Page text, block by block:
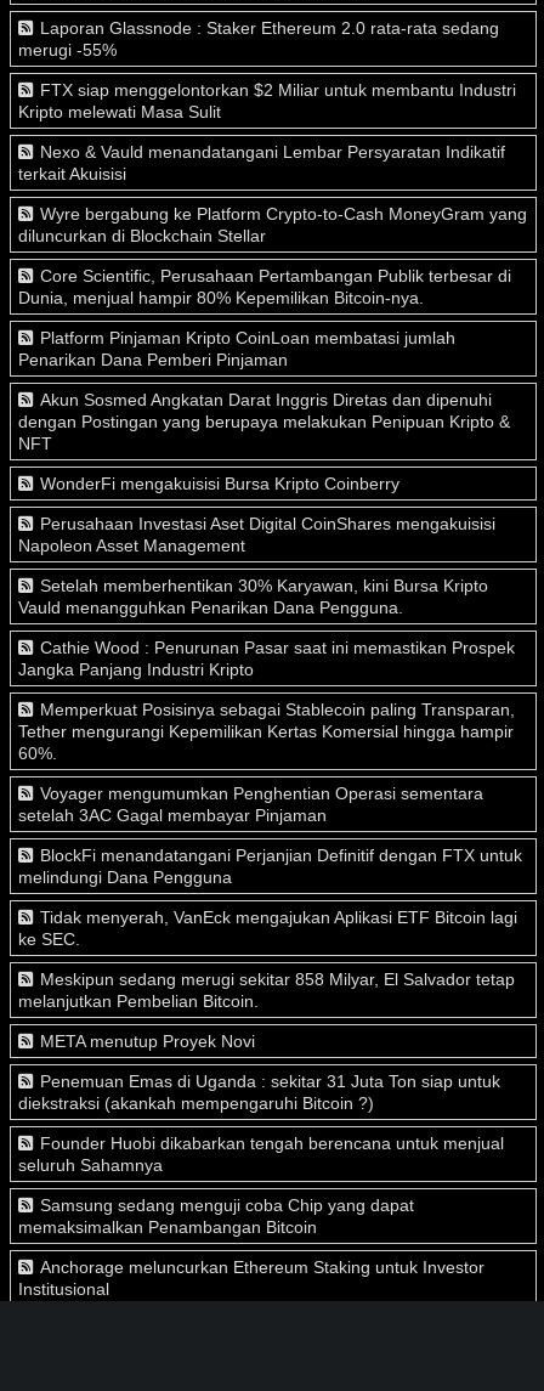
Laporan Glassnode : Staker Ethereum 2.0 rata-rata sedang
merugi -55%
FTX siap menggelontorkan $2 Miliar untuk membantu Industri
Kripto melewati Masa Sulit
Nexo & Vauld menandatangani Lembar Persyaratan Indikatif
terkait Akuisisi
Wyre bergabung ke Platform Crypto-to-Cash MoneyGram yang
diluncurkan di Blockchain Stellar
Core Scientific, Perusahaan Pertambangan Publik terbesar di
Dunia, menjual hampir 80% Kepemilikan Bitcoin-nya.
Platform Pinjaman Kripto CoinLoan membatasi jumlah
Penarikan Dana Pemberi Pinjaman
Akun Sosmed Angkatan Darat Inggris Diretas dan dipenuhi
dengan Postingan yang berupaya melakukan Penipuan Kripto &
NFT
WonderFi mengakuisisi Bursa Kripto Coinberry
Perusahaan Investasi Aset Digital CoinShares mengakuisisi
Napoleon Asset Management
Setelah memberhentikan 30% Karyawan, kini Bursa Kripto
Vauld menangguhkan Penarikan Dana Pengguna.
Cathie Wood : Penurunan Pasar saat ini memastikan Prospek
Jangka Panjang Industri Kripto
Memperkuat Posisinya sebagai Stablecoin paling Transparan,
Tether mengurangi Kepemilikan Kertas Komersial hingga hampir
60%.
Voyager mengumumkan Penghentian Operasi sementara
setelah 3AC Gagal membayar Pinjaman
BlockFi menandatangani Perjanjian Definitif dengan FTX untuk
melindungi Dana Pengguna
Tidak menyerah, VanEck mengajukan Aplikasi ETF Bitcoin lagi
ke SEC.
Meskipun sedang merugi sekitar 858 Milyar, El Salvador tetap
melanjutkan Pembelian Bitcoin.
META menutup Proyek Novi
Penemuan Emas di Uganda : sekitar 31 Juta Ton siap untuk
diekstraksi (akankah mempengaruhi Bitcoin ?)
Founder Huobi dikabarkan tengah berencana untuk menjual
seluruh Sahamnya
Samsung sedang menguji coba Chip yang dapat
memaksimalkan Penambangan Bitcoin
Anchorage meluncurkan Ethereum Staking untuk Investor
Institusional